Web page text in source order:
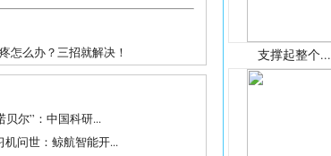
怎么办？三招就解决！
贝尔”：中国科研...
问世：鲸航智能开...
支撑起整个...